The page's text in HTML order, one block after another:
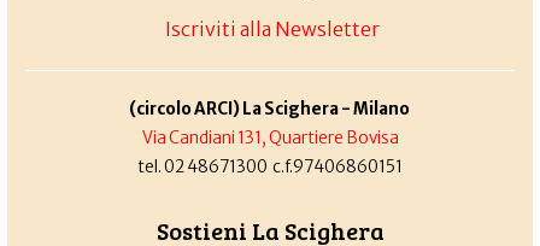
Iscriviti alla Newsletter
(circolo ARCI) La Scighera - Milano
Via Candiani 131, Quartiere Bovisa
tel. 02 48671300 c.f.97406860151
Sostieni La Scighera